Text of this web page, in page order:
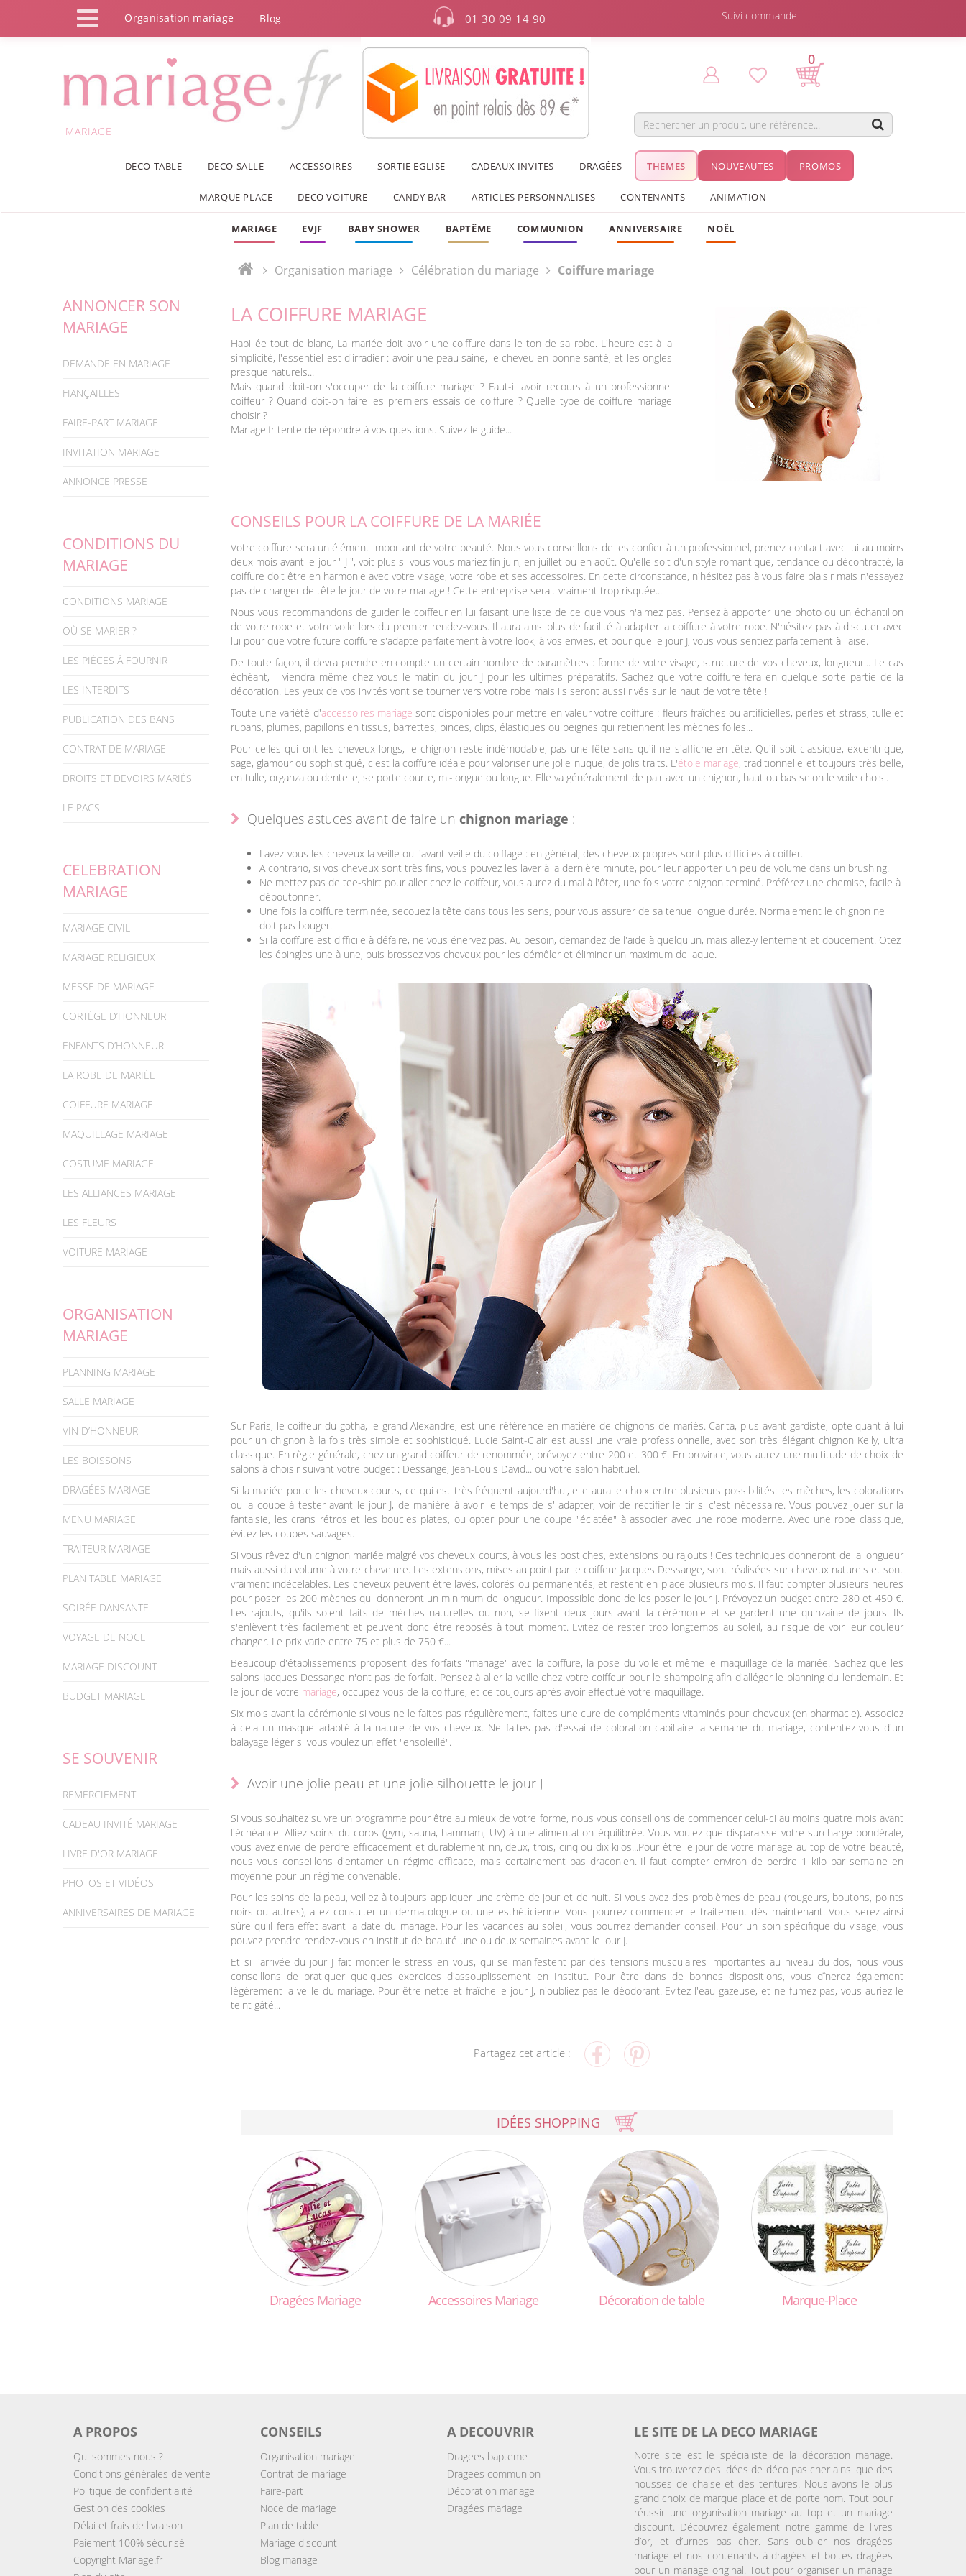
Organisation mariage Blog 01 30 09 14 90 Suivi commande
MARIAGE
0
DECO TABLE DECO SALLE ACCESSOIRES SORTIE EGLISE CADEAUX INVITES DRAGÉES THEMES NOUVEAUTES PROMOS
MARQUE PLACE DECO VOITURE CANDY BAR ARTICLES PERSONNALISES CONTENANTS ANIMATION
MARIAGE EVJF BABY SHOWER BAPTÊME COMMUNION ANNIVERSAIRE NOËL
ANNONCER SON
MARIAGE
DEMANDE EN MARIAGE
FIANÇAILLES
FAIRE-PART MARIAGE
INVITATION MARIAGE
ANNONCE PRESSE
CONDITIONS DU
MARIAGE
CONDITIONS MARIAGE
OÙ SE MARIER ?
LES PIÈCES À FOURNIR
LES INTERDITS
PUBLICATION DES BANS
CONTRAT DE MARIAGE
DROITS ET DEVOIRS MARIÉS
LE PACS
CELEBRATION
MARIAGE
MARIAGE CIVIL
MARIAGE RELIGIEUX
MESSE DE MARIAGE
CORTÈGE D’HONNEUR
ENFANTS D’HONNEUR
LA ROBE DE MARIÉE
COIFFURE MARIAGE
MAQUILLAGE MARIAGE
COSTUME MARIAGE
LES ALLIANCES MARIAGE
LES FLEURS
VOITURE MARIAGE
ORGANISATION
MARIAGE
PLANNING MARIAGE
SALLE MARIAGE
VIN D’HONNEUR
LES BOISSONS
DRAGÉES MARIAGE
MENU MARIAGE
TRAITEUR MARIAGE
PLAN TABLE MARIAGE
SOIRÉE DANSANTE
VOYAGE DE NOCE
MARIAGE DISCOUNT
BUDGET MARIAGE
SE SOUVENIR
REMERCIEMENT
CADEAU INVITÉ MARIAGE
LIVRE D'OR MARIAGE
PHOTOS ET VIDÉOS
ANNIVERSAIRES DE MARIAGE
Organisation mariage Célébration du mariage Coiffure mariage
LA COIFFURE MARIAGE
Habillée tout de blanc, La mariée doit avoir une coiffure dans le ton de sa robe. L'heure est à la
simplicité, l'essentiel est d'irradier : avoir une peau saine, le cheveu en bonne santé, et les ongles
presque naturels...
Mais quand doit-on s'occuper de la coiffure mariage ? Faut-il avoir recours à un professionnel
coiffeur ? Quand doit-on faire les premiers essais de coiffure ? Quelle type de coiffure mariage
choisir ?
Mariage.fr tente de répondre à vos questions. Suivez le guide...
CONSEILS POUR LA COIFFURE DE LA MARIÉE
Votre coiffure sera un élément important de votre beauté. Nous vous conseillons de les confier à un professionnel, prenez contact avec lui au moins
deux mois avant le jour " J ", voit plus si vous vous mariez fin juin, en juillet ou en août. Qu'elle soit d'un style romantique, tendance ou décontracté, la
coiffure doit être en harmonie avec votre visage, votre robe et ses accessoires. En cette circonstance, n'hésitez pas à vous faire plaisir mais n'essayez
pas de changer de tête le jour de votre mariage ! Cette entreprise serait vraiment trop risquée...
Nous vous recommandons de guider le coiffeur en lui faisant une liste de ce que vous n'aimez pas. Pensez à apporter une photo ou un échantillon
de votre robe et votre voile lors du premier rendez-vous. Il aura ainsi plus de facilité à adapter la coiffure à votre robe. N'hésitez pas à discuter avec
lui pour que votre future coiffure s'adapte parfaitement à votre look, à vos envies, et pour que le jour J, vous vous sentiez parfaitement à l'aise.
De toute façon, il devra prendre en compte un certain nombre de paramètres : forme de votre visage, structure de vos cheveux, longueur... Le cas
échéant, il viendra même chez vous le matin du jour J pour les ultimes préparatifs. Sachez que votre coiffure fera en quelque sorte partie de la
décoration. Les yeux de vos invités vont se tourner vers votre robe mais ils seront aussi rivés sur le haut de votre tête !
Toute une variété d'accessoires mariage sont disponibles pour mettre en valeur votre coiffure : fleurs fraîches ou artificielles, perles et strass, tulle et
rubans, plumes, papillons en tissus, barrettes, pinces, clips, élastiques ou peignes qui retiennent les mèches folles...
Pour celles qui ont les cheveux longs, le chignon reste indémodable, pas une fête sans qu'il ne s'affiche en tête. Qu'il soit classique, excentrique,
sage, glamour ou sophistiqué, c'est la coiffure idéale pour valoriser une jolie nuque, de jolis traits. L'étole mariage, traditionnelle et toujours très belle,
en tulle, organza ou dentelle, se porte courte, mi-longue ou longue. Elle va généralement de pair avec un chignon, haut ou bas selon le voile choisi.
Quelques astuces avant de faire un chignon mariage :
Lavez-vous les cheveux la veille ou l'avant-veille du coiffage : en général, des cheveux propres sont plus difficiles à coiffer.
A contrario, si vos cheveux sont très fins, vous pouvez les laver à la dernière minute, pour leur apporter un peu de volume dans un brushing.
Ne mettez pas de tee-shirt pour aller chez le coiffeur, vous aurez du mal à l'ôter, une fois votre chignon terminé. Préférez une chemise, facile à
déboutonner.
Une fois la coiffure terminée, secouez la tête dans tous les sens, pour vous assurer de sa tenue longue durée. Normalement le chignon ne
doit pas bouger.
Si la coiffure est difficile à défaire, ne vous énervez pas. Au besoin, demandez de l'aide à quelqu'un, mais allez-y lentement et doucement. Otez
les épingles une à une, puis brossez vos cheveux pour les démêler et éliminer un maximum de laque.
Sur Paris, le coiffeur du gotha, le grand Alexandre, est une référence en matière de chignons de mariés. Carita, plus avant gardiste, opte quant à lui
pour un chignon à la fois très simple et sophistiqué. Lucie Saint-Clair est aussi une vraie professionnelle, avec son très élégant chignon Kelly, ultra
classique. En règle générale, chez un grand coiffeur de renommée, prévoyez entre 200 et 300 €. En province, vous aurez une multitude de choix de
salons à choisir suivant votre budget : Dessange, Jean-Louis David... ou votre salon habituel.
Si la mariée porte les cheveux courts, ce qui est très fréquent aujourd'hui, elle aura le choix entre plusieurs possibilités: les mèches, les colorations
ou la coupe à tester avant le jour J, de manière à avoir le temps de s' adapter, voir de rectifier le tir si c'est nécessaire. Vous pouvez jouer sur la
fantaisie, les crans rétros et les boucles plates, ou opter pour une coupe "éclatée" à associer avec une robe moderne. Avec une robe classique,
évitez les coupes sauvages.
Si vous rêvez d'un chignon mariée malgré vos cheveux courts, à vous les postiches, extensions ou rajouts ! Ces techniques donneront de la longueur
mais aussi du volume à votre chevelure. Les extensions, mises au point par le coiffeur Jacques Dessange, sont réalisées sur cheveux naturels et sont
vraiment indécelables. Les cheveux peuvent être lavés, colorés ou permanentés, et restent en place plusieurs mois. Il faut compter plusieurs heures
pour poser les 200 mèches qui donneront un minimum de longueur. Impossible donc de les poser le jour J. Prévoyez un budget entre 280 et 450 €.
Les rajouts, qu'ils soient faits de mèches naturelles ou non, se fixent deux jours avant la cérémonie et se gardent une quinzaine de jours. Ils
s'enlèvent très facilement et peuvent donc être reposés à tout moment. Evitez de rester trop longtemps au soleil, au risque de voir leur couleur
changer. Le prix varie entre 75 et plus de 750 €...
Beaucoup d'établissements proposent des forfaits "mariage" avec la coiffure, la pose du voile et même le maquillage de la mariée. Sachez que les
salons Jacques Dessange n'ont pas de forfait. Pensez à aller la veille chez votre coiffeur pour le shampoing afin d'alléger le planning du lendemain. Et
le jour de votre mariage, occupez-vous de la coiffure, et ce toujours après avoir effectué votre maquillage.
Six mois avant la cérémonie si vous ne le faites pas régulièrement, faites une cure de compléments vitaminés pour cheveux (en pharmacie). Associez
à cela un masque adapté à la nature de vos cheveux. Ne faites pas d'essai de coloration capillaire la semaine du mariage, contentez-vous d'un
balayage léger si vous voulez un effet "ensoleillé".
Avoir une jolie peau et une jolie silhouette le jour J
Si vous souhaitez suivre un programme pour être au mieux de votre forme, nous vous conseillons de commencer celui-ci au moins quatre mois avant
l'échéance. Alliez soins du corps (gym, sauna, hammam, UV) à une alimentation équilibrée. Vous voulez que disparaisse votre surcharge pondérale,
vous avez envie de perdre efficacement et durablement nn, deux, trois, cinq ou dix kilos...Pour être le jour de votre mariage au top de votre beauté,
nous vous conseillons d'entamer un régime efficace, mais certainement pas draconien. Il faut compter environ de perdre 1 kilo par semaine en
moyenne pour un régime convenable.
Pour les soins de la peau, veillez à toujours appliquer une crème de jour et de nuit. Si vous avez des problèmes de peau (rougeurs, boutons, points
noirs ou autres), allez consulter un dermatologue ou une esthéticienne. Vous pourrez commencer le traitement dès maintenant. Vous serez ainsi
sûre qu'il fera effet avant la date du mariage. Pour les vacances au soleil, vous pourrez demander conseil. Pour un soin spécifique du visage, vous
pouvez prendre rendez-vous en institut de beauté une ou deux semaines avant le jour J.
Et si l'arrivée du jour J fait monter le stress en vous, qui se manifestent par des tensions musculaires importantes au niveau du dos, nous vous
conseillons de pratiquer quelques exercices d'assouplissement en Institut. Pour être dans de bonnes dispositions, vous dînerez également
légèrement la veille du mariage. Pour être nette et fraîche le jour J, n'oubliez pas le déodorant. Evitez l'eau gazeuse, et ne fumez pas, vous auriez le
teint gâté...
Partagez cet article :
IDÉES SHOPPING
Dragées Mariage Accessoires Mariage Décoration detable Marque-Place
A PROPOS
Qui sommes nous ?
Conditions générales de vente
Politique de confidentialité
Gestion des cookies
Délai et frais de livraison
Paiement 100% sécurisé
Copyright Mariage.fr
CONSEILS
Organisation mariage
Contrat de mariage
Faire-part
Noce de mariage
Plan de table
Mariage discount
Blog mariage
A DECOUVRIR
Dragees bapteme
Dragees communion
Décoration mariage
Dragées mariage
LE SITE DE LA DECO MARIAGE
Notre site est le spécialiste de la décoration mariage.
Vous trouverez des idées de déco pas cher ainsi que des
housses de chaise et des tentures. Nous avons le plus
grand choix de marque place et de porte nom. Tout pour
réussir une organisation mariage au top et un mariage
discount. Découvrez également notre gamme de livres
d’or, et d’urnes pas cher. Sans oublier nos dragées
mariage et nos contenants à dragées et boites dragées
pour un mariage original. Tout pour organiser un mariage
Panneau de gestion des cookies